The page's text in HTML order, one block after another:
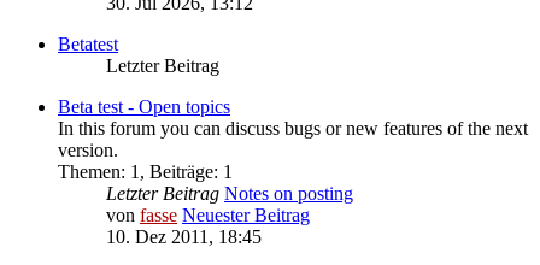
Betatest
Letzter Beitrag
Beta test - Open topics
In this forum you can discuss bugs or new features of the next
version.
Themen: 1 , Beiträge: 1
Letzter Beitrag Notes on posting
von fasse Neuester Beitrag
10. Dez 2011, 18:45